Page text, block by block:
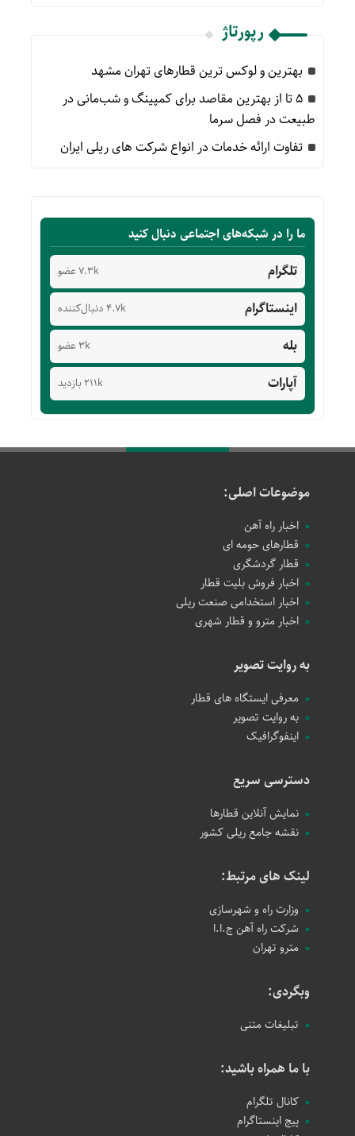
رپورتاژ
بهترین و لوکس ترین قطارهای تهران مشهد
۵ تا از بهترین مقاصد برای کمپینگ و شب‌مانی در
طبیعت در فصل سرما
تفاوت ارائه خدمات در انواع شرکت های ریلی ایران
ما را در شبکه‌های اجتماعی دنبال کنید
تلگرام 7.3k عضو
اینستاگرام 4.7k دنبال‌کننده
بله 3k عضو
آپارات 211k بازدید
موضوعات اصلی:
اخبار راه آهن
قطارهای حومه ای
قطار گردشگری
اخبار فروش بلیت قطار
اخبار استخدامی صنعت ریلی
اخبار مترو و قطار شهری
به روایت تصویر
معرفی ایستگاه های قطار
به روایت تصویر
اینفوگرافیک
دسترسی سریع
نمایش آنلاین قطارها
نقشه جامع ریلی کشور
لینک های مرتبط:
وزارت راه و شهرسازی
شرکت راه آهن ج.ا.ا
مترو تهران
وبگردی:
تبلیغات متنی
با ما همراه باشید:
کانال تلگرام
پیج اینستاگرام